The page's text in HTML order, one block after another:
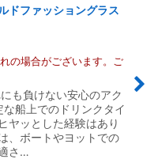
ドファッショングラス
の場合がございます。ご
も負けない安心のアク
船上でのドリンクタイ
ヤッとした経験はあり
、ボートやヨットでの
さ…